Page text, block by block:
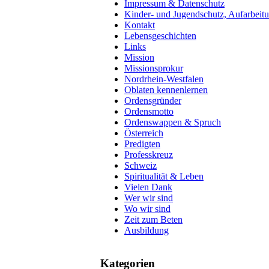
Impressum & Datenschutz
Kinder- und Jugendschutz,
Kontakt
Lebensgeschichten
Links
Mission
Missionsprokur
Nordrhein-Westfalen
Oblaten kennenlernen
Ordensgründer
Ordensmotto
Ordenswappen & Spruch
Österreich
Predigten
Professkreuz
Schweiz
Spiritualität & Leben
Vielen Dank
Wer wir sind
Wo wir sind
Zeit zum Beten
Ausbildung
Kategorien